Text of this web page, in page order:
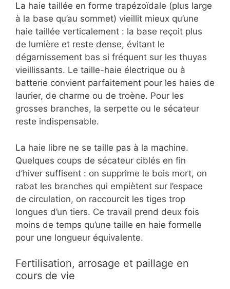
La haie taillée en forme trapézoïdale (plus large
à la base qu’au sommet) vieillit mieux qu’une
haie taillée verticalement : la base reçoit plus
de lumière et reste dense, évitant le
dégarnissement bas si fréquent sur les thuyas
vieillissants. Le taille-haie électrique ou à
batterie convient parfaitement pour les haies de
laurier, de charme ou de troène. Pour les
grosses branches, la serpette ou le sécateur
reste indispensable.
La haie libre ne se taille pas à la machine.
Quelques coups de sécateur ciblés en fin
d’hiver suffisent : on supprime le bois mort, on
rabat les branches qui empiètent sur l’espace
de circulation, on raccourcit les tiges trop
longues d’un tiers. Ce travail prend deux fois
moins de temps qu’une taille en haie formelle
pour une longueur équivalente.
Fertilisation, arrosage et paillage en
cours de vie